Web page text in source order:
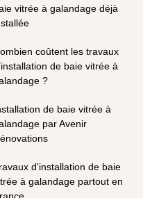
vitrée à galandage déjà
coûtent les travaux
de baie vitrée à
?
de baie vitrée à
par Avenir
d'installation de baie
à galandage partout en